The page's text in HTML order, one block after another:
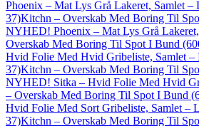
Phoenix – Mat Lys Grå Lakeret, Samlet
37)Kitchn – Overskab Med Boring Til
NYHED! Phoenix – Mat Lys Grå
Overskab Med Boring Til Spot I Bund
Hvid Folie Med Hvid Gribeliste, Samlet
37)Kitchn – Overskab Med Boring Til
NYHED! Sitka – Hvid Folie Med Hvid
– Overskab Med Boring Til Spot I Bund
Hvid Folie Med Sort Gribeliste, Samlet –
37)Kitchn – Overskab Med Boring Til